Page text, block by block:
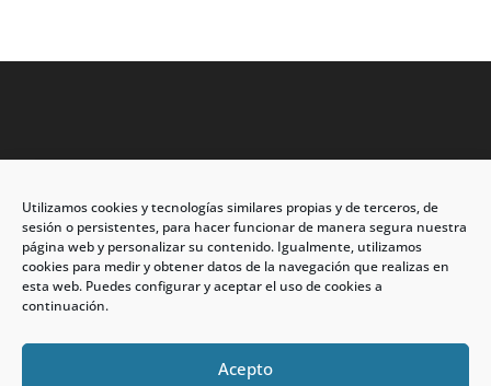
Utilizamos cookies y tecnologías similares propias y de terceros, de
sesión o persistentes, para hacer funcionar de manera segura nuestra
página web y personalizar su contenido. Igualmente, utilizamos
cookies para medir y obtener datos de la navegación que realizas en
esta web. Puedes configurar y aceptar el uso de cookies a
continuación.
Acepto
Dirección: C/Eleuterio Quintanilla nº67 – Esq. Río de
Oro
CP: 33209, Gijón – Asturias
Teléfono: 985146502 – 647 72 54 95